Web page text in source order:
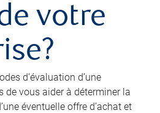
votre
d’évaluation d’une
de vous aider à déterminer la
éventuelle offre d’achat et